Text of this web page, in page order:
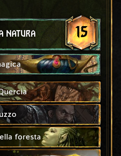
natura 15
foresta